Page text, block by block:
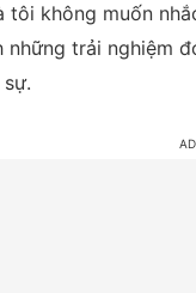
tôi không muốn
những trải nghiệm